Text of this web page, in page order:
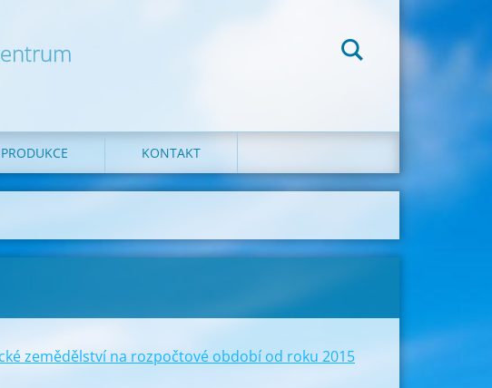
KONTAKT
zemědělství na rozpočtové období od roku 2015